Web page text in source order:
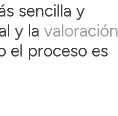
sencilla y
y la valoración
el proceso es